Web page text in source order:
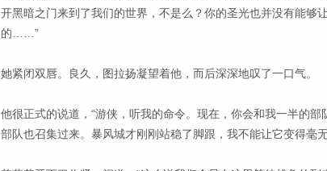
开黑暗之门来到了我们的世界，不是么？你的圣光也并没有能够
的……”
她紧闭双唇。良久，图拉扬凝望着他，而后深深地叹了一口气。
他很正式的说道，“游侠，听我的命令。现在，你会和我一半的
部队也召集过来。暴风城才刚刚站稳了脚跟，我不能让它变得毫